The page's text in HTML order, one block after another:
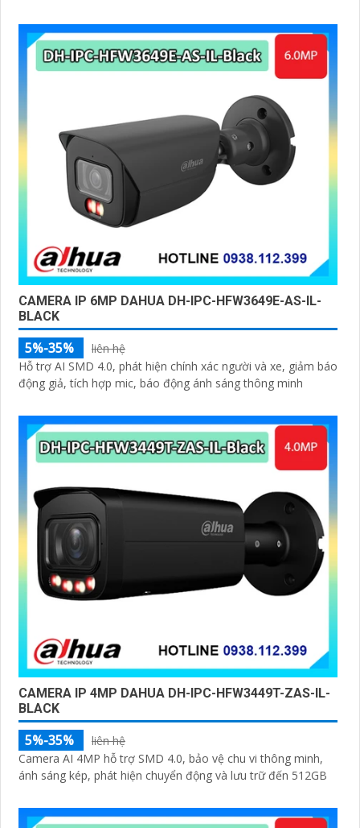
CAMERA IP 6MP DAHUA DH-IPC-HFW3649E-AS-IL-
BLACK
5%-35%
liên hệ
Hỗ trợ AI SMD 4.0, phát hiện chính xác người và xe, giảm báo
động giả, tích hợp mic, báo động ánh sáng thông minh
CAMERA IP 4MP DAHUA DH-IPC-HFW3449T-ZAS-IL-
BLACK
5%-35%
liên hệ
Camera AI 4MP hỗ trợ SMD 4.0, bảo vệ chu vi thông minh,
ánh sáng kép, phát hiện chuyển động và lưu trữ đến 512GB